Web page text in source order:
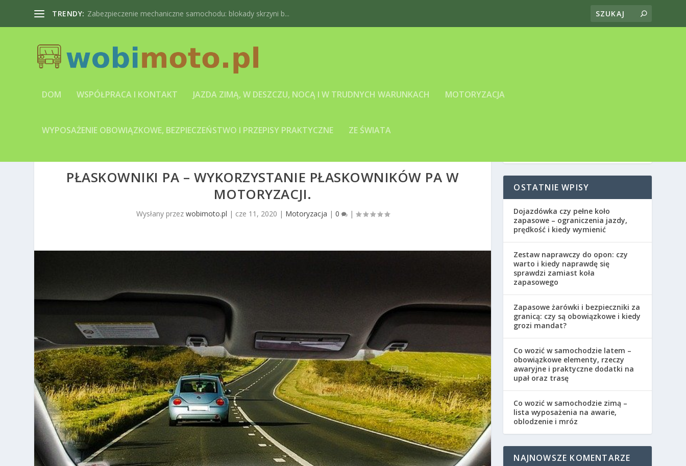
TRENDY: Zabezpieczenie mechaniczne samochodu: blokady skrzyni b...
DOM WSPÓŁPRACA I KONTAKT JAZDA ZIMĄ, W DESZCZU, NOCĄ I W TRUDNYCH WARUNKACH MOTORYZACJA
WYPOSAŻENIE OBOWIĄZKOWE, BEZPIECZEŃSTWO I PRZEPISY PRAKTYCZNE ZE ŚWIATA
PŁASKOWNIKI PA – WYKORZYSTANIE PŁASKOWNIKÓW PA W
MOTORYZACJI.
Wysłany przez wobimoto.pl | cze 11, 2020 | Motoryzacja | 0 |
OSTATNIE WPISY
Dojazdówka czy pełne koło
zapasowe – ograniczenia jazdy,
prędkość i kiedy wymienić
Zestaw naprawczy do opon: czy
warto i kiedy naprawdę się
sprawdzi zamiast koła
zapasowego
Zapasowe żarówki i bezpieczniki za
granicą: czy są obowiązkowe i kiedy
grozi mandat?
Co wozić w samochodzie latem –
obowiązkowe elementy, rzeczy
awaryjne i praktyczne dodatki na
upał oraz trasę
Co wozić w samochodzie zimą –
lista wyposażenia na awarie,
oblodzenie i mróz
NAJNOWSZE KOMENTARZE